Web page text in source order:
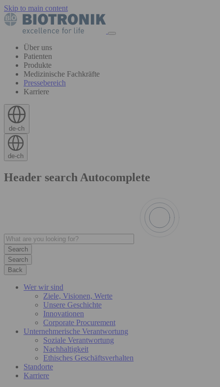
Skip to main content
Über uns
Patienten
Produkte
Medizinische Fachkräfte
Pressebereich
Karriere
de-ch
de-ch
Header search Autocomplete
Search
Back
Wer wir sind
Ziele, Visionen, Werte
Unsere Geschichte
Innovationen
Corporate Procurement
Unternehmerische Verantwortung
Soziale Verantwortung
Nachhaltigkeit
Ethisches Geschäftsverhalten
Standorte
Karriere